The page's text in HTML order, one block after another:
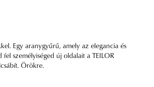
Egy aranygyűrű, amely az elegancia és
személyiséged új oldalait a TEILOR
Örökre.